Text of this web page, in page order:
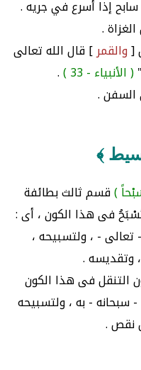
إذا أسرع في جريه .
.
[والقمر] قال الله تعالى
( الأنبياء - 33 )
.
.
﴾
)قسم ثالث بطائفة
فى هذا الكون ، أى :
تعالى - ، ولتسبيحه ،
وتقديسه .
التنقل فى هذا الكون
سبحانه - به ، ولتسبيحه
نقص .